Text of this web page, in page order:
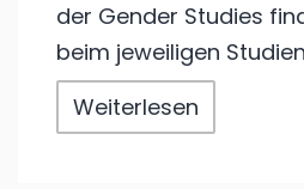
der Gender Studies
beim jeweiligen
Weiterlesen